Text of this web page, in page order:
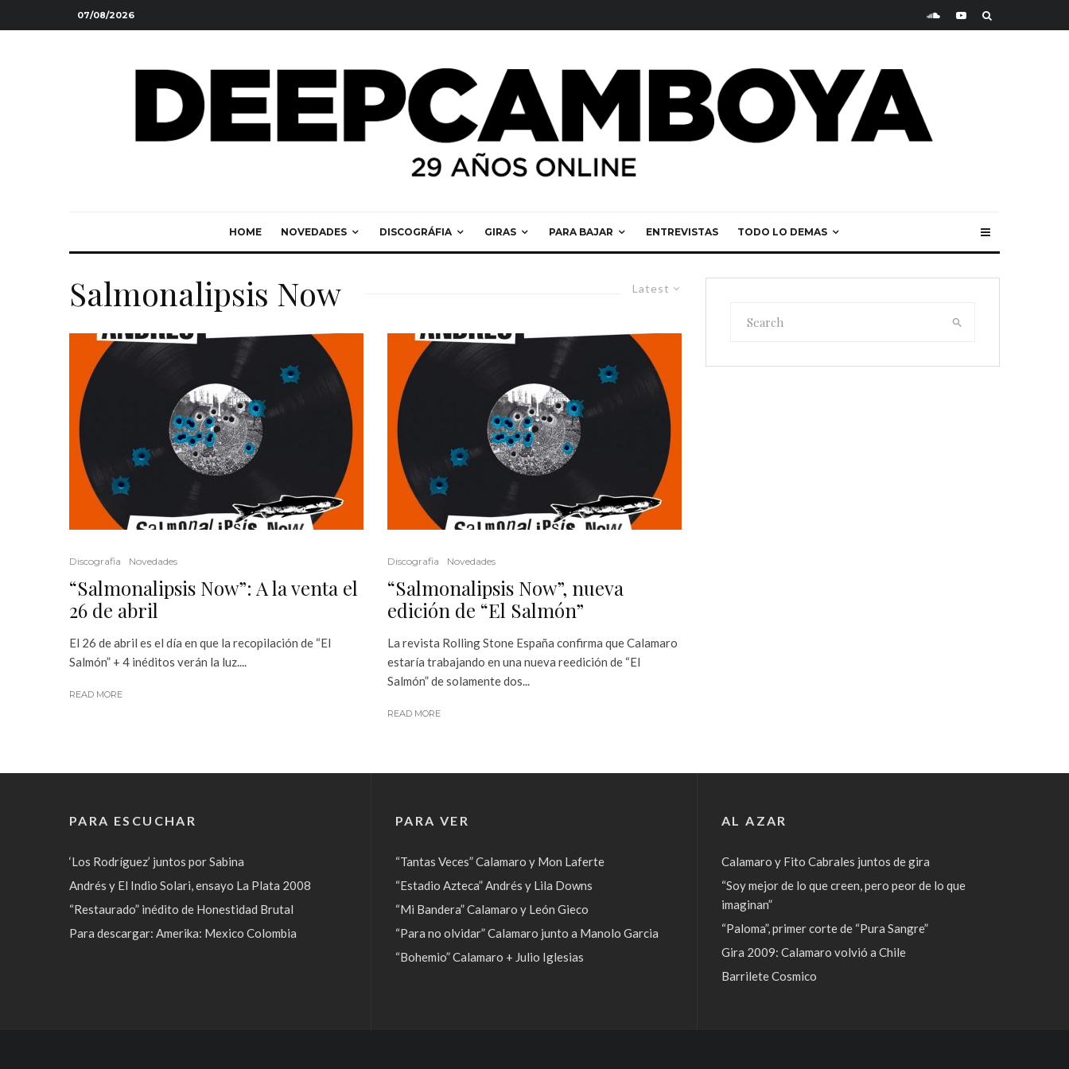
07/08/2026
HOME NOVEDADES DISCOGRÁFIA GIRAS PARA BAJAR ENTREVISTAS TODO LO DEMAS
Latest
Salmonalipsis Now
Discografia Novedades
“Salmonalipsis Now”: A la venta el
26 de abril
El 26 de abril es el día en que la recopilación de “El
Salmón” + 4 inéditos verán la luz....
READ MORE
Discografia Novedades
“Salmonalipsis Now”, nueva
edición de “El Salmón”
La revista Rolling Stone España confirma que Calamaro
estaría trabajando en una nueva reedición de “El
Salmón” de solamente dos...
READ MORE
PARA ESCUCHAR
‘Los Rodríguez’ juntos por Sabina
Andrés y El Indio Solari, ensayo La Plata 2008
“Restaurado” inédito de Honestidad Brutal
Para descargar: Amerika: Mexico Colombia
PARA VER
“Tantas Veces” Calamaro y Mon Laferte
“Estadio Azteca” Andrés y Lila Downs
“Mi Bandera” Calamaro y León Gieco
“Para no olvidar” Calamaro junto a Manolo Garcia
“Bohemio” Calamaro + Julio Iglesias
AL AZAR
Calamaro y Fito Cabrales juntos de gira
“Soy mejor de lo que creen, pero peor de lo que
imaginan”
“Paloma”, primer corte de “Pura Sangre”
Gira 2009: Calamaro volvió a Chile
Barrilete Cosmico